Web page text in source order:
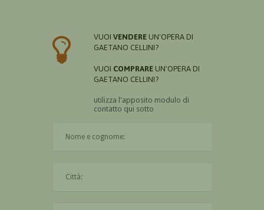
VUOI VENDERE UN'OPERA DI
GAETANO CELLINI?
VUOI COMPRARE UN'OPERA DI
GAETANO CELLINI?
utilizza l'apposito modulo di
contatto qui sotto